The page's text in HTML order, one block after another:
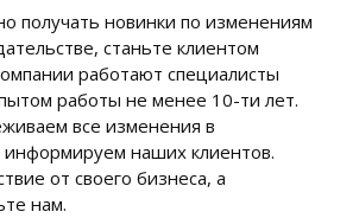
получать новинки по изменениям
станьте клиентом
работают специалисты
работы не менее 10-ти лет.
все изменения в
информируем наших клиентов.
от своего бизнеса, а
нам.